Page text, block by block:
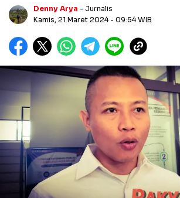
Denny Arya - Jurnalis
Kamis, 21 Maret 2024 - 09:54 WIB